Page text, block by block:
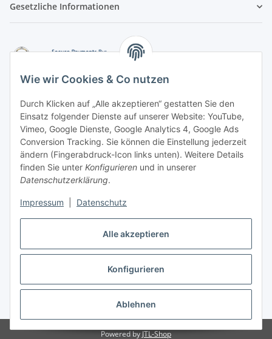
Alle akzeptieren
Konfigurieren
Ablehnen
Wie wir Cookies & Co nutzen
Durch Klicken auf „Alle akzeptieren“ gestatten Sie den
Einsatz folgender Dienste auf unserer Website: YouTube,
Vimeo, Google Dienste, Google Analytics 4, Google Ads
Conversion Tracking. Sie können die Einstellung jederzeit
ändern (Fingerabdruck-Icon links unten). Weitere Details
finden Sie unter Konfigurieren und in unserer
Datenschutzerklärung.
Impressum Datenschutz
Gesetzliche Informationen
Vorkasse per Überweisung
Zahlung per PayPal
Zahlung per Google Pay (PayPal)
Zahlung per Apple Pay (PayPal)
Zahlung per amazon payments
FAQ
Weitere Informationen
Vertrag widerrufen
* Alle Preise inkl. gesetzlicher USt., zzgl.Versand
Powered byJTL-Shop